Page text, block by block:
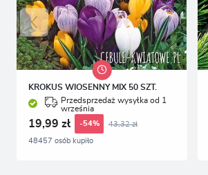
KROKUS WIOSENNY MIX 50 SZT.
Przedsprzedaż wysyłka od 1
września
19,99 zł -54% 43,32 zł
48457 osób kupiło